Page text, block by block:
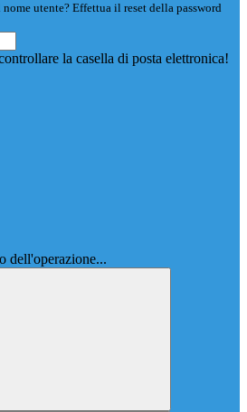
utente? Effettua il reset della password
la casella di posta elettronica!
dell'operazione...